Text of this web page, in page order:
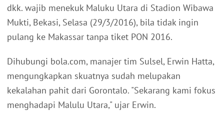
dkk. wajib menekuk Maluku Utara di Stadion Wibawa
Mukti, Bekasi, Selasa (29/3/2016), bila tidak ingin
pulang ke Makassar tanpa tiket PON 2016.
Dihubungi bola.com, manajer tim Sulsel, Erwin Hatta,
mengungkapkan skuatnya sudah melupakan
kekalahan pahit dari Gorontalo. "Sekarang kami fokus
menghadapi Malulu Utara," ujar Erwin.